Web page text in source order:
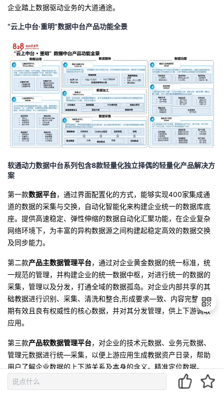
企业踏上数据驱动业务的大道通途。
“云上中台·重明”数据中台产品功能全景
软通动力数据中台系列包含8款轻量化独立择偶的轻量化产品解决方
案
第一款数据平台，通过界面配置化的方式，能够实现400家集成通
道的数据的采集与交换，自动化智能化来构建企业统一的数据库底
座。提供高速稳定、弹性伸缩的数据自动化汇聚功能，在企业复杂
网络环境下，为丰富的异构数据源之间构建起稳定高效的数据交换
及同步能力。
第二款产品主数据管理平台，通过对企业黄金数据的统一标准，统
一规范的管理，并构建企业的统一数据中枢，对进行统一的数据的
采集，管理以及分发，打通全域的数据孤岛。对企业内部共享的其
础教据进行识别、采集、清洗和整合,形成要求—致、内容完整、长
期有效且良有权威性的核心数据，并对其分发管理，供上下游调取
应用。
第三款产品软数据管理平台，对企业的技术元数据、业务元数据、
管理元数据进行统—采集，以便上游应用生成教据资产日录，帮助
用户了解企业数据的上下游关系及本身的含义。精准定位数据。
第四款 数据资产管理平台 ，对企业数据进行资产化管理。管理数据